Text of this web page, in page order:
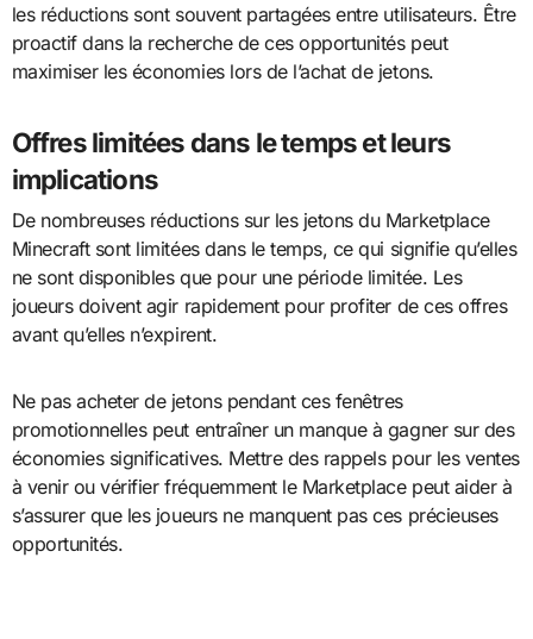
les réductions sont souvent partagées entre utilisateurs. Être
proactif dans la recherche de ces opportunités peut
maximiser les économies lors de l’achat de jetons.
Offres limitées dans le temps et leurs
implications
De nombreuses réductions sur les jetons du Marketplace
Minecraft sont limitées dans le temps, ce qui signifie qu’elles
ne sont disponibles que pour une période limitée. Les
joueurs doivent agir rapidement pour profiter de ces offres
avant qu’elles n’expirent.
Ne pas acheter de jetons pendant ces fenêtres
promotionnelles peut entraîner un manque à gagner sur des
économies significatives. Mettre des rappels pour les ventes
à venir ou vérifier fréquemment le Marketplace peut aider à
s’assurer que les joueurs ne manquent pas ces précieuses
opportunités.